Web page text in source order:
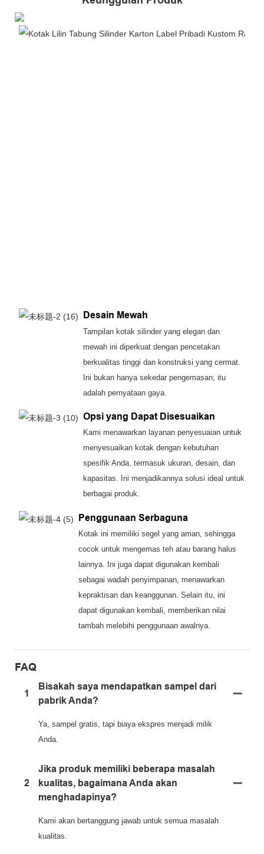
Desain Mewah
Tampilan kotak silinder yang elegan dan
mewah ini diperkuat dengan pencetakan
berkualitas tinggi dan konstruksi yang cermat.
Ini bukan hanya sekedar pengemasan; itu
adalah pernyataan gaya.
Opsi yang Dapat Disesuaikan
Kami menawarkan layanan penyesuaian untuk
menyesuaikan kotak dengan kebutuhan
spesifik Anda, termasuk ukuran, desain, dan
kapasitas. Ini menjadikannya solusi ideal untuk
berbagai produk.
Penggunaan Serbaguna
Kotak ini memiliki segel yang aman, sehingga
cocok untuk mengemas teh atau barang halus
lainnya. Ini juga dapat digunakan kembali
sebagai wadah penyimpanan, menawarkan
kepraktisan dan keanggunan. Selain itu, ini
dapat digunakan kembali, memberikan nilai
tambah melebihi penggunaan awalnya.
FAQ
1
Bisakah saya mendapatkan sampel dari
pabrik Anda?
Ya, sampel gratis, tapi biaya ekspres menjadi milik
Anda.
2
Jika produk memiliki beberapa masalah
kualitas, bagaimana Anda akan
menghadapinya?
Kami akan bertanggung jawab untuk semua masalah
kualitas.